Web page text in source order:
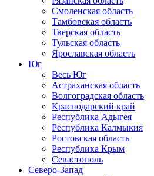
Смоленская область
Тамбовская область
Тверская область
Тульская область
Ярославская область
Юг
Весь Юг
Астраханская область
Волгоградская область
Краснодарский край
Республика Адыгея
Республика Калмыкия
Ростовская область
Республика Крым
Севастополь
Северо-Запад